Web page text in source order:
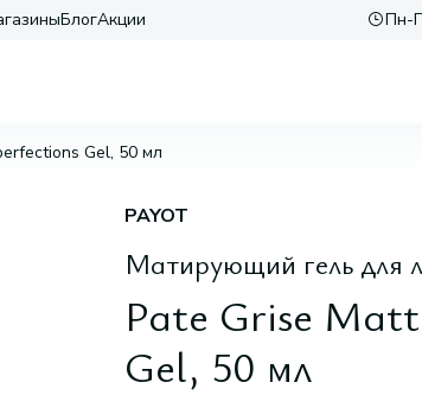
БлогАкции Пн-
Gel, 50 мл
PAYOT
Матирующий гель для
Pate Grise
Gel, 50 мл